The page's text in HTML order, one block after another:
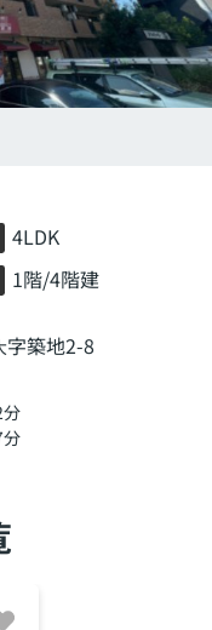
4LDK
1階/4階建
字築地2-8
分
分